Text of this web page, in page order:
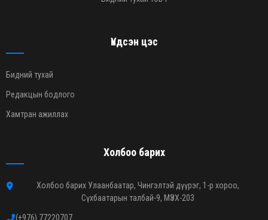
Үндсэн цэс
Бидний тухай
Редакцын бодлого
Хамтран ажиллах
Холбоо барих
Холбоо барих Улаанбаатар, Чингэлтэй дүүрэг, 1-р хороо,
Сүхбаатарын талбай-9, МҮЭХ-203
(+976) 77220707